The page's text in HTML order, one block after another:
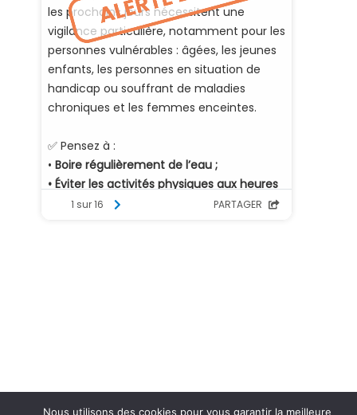
Nous utilisons des cookies pour vous garantir la meilleure